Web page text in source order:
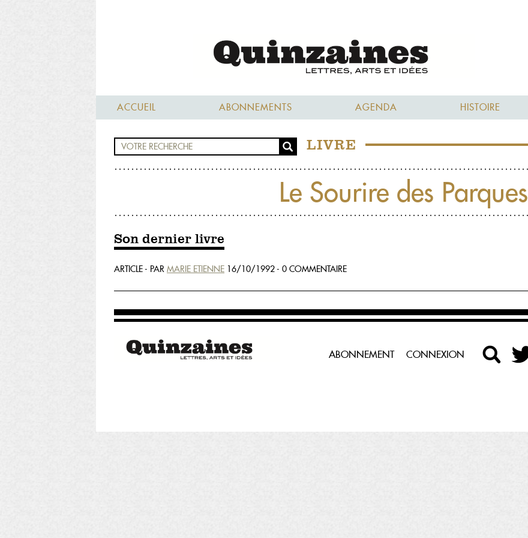
ACCUEIL ABONNEMENTS AGENDA HISTOIRE
LIVRE
Le Sourire des Parques
Son dernier livre
ARTICLE - PAR MARIE ETIENNE 16/10/1992 - 0 COMMENTAIRE
ABONNEMENT CONNEXION